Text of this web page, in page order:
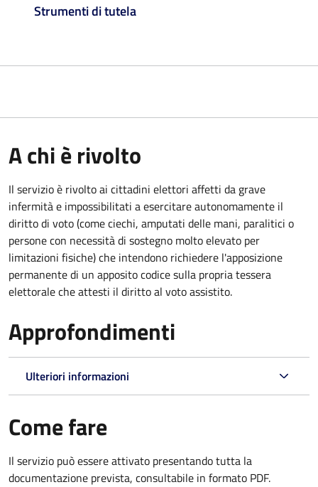
Strumenti di tutela
A chi è rivolto
Il servizio è rivolto ai cittadini elettori affetti da grave
infermità e impossibilitati a esercitare autonomamente il
diritto di voto (come ciechi, amputati delle mani, paralitici o
persone con necessità di sostegno molto elevato per
limitazioni fisiche) che intendono richiedere l'apposizione
permanente di un apposito codice sulla propria tessera
elettorale che attesti il diritto al voto assistito.
Approfondimenti
Ulteriori informazioni
Come fare
Il servizio può essere attivato presentando tutta la
documentazione prevista, consultabile in formato PDF.